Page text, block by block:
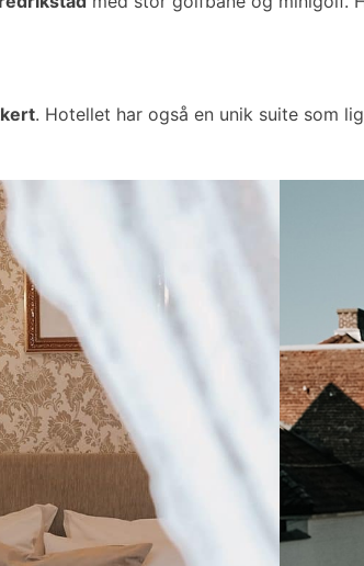
. Hotellet har også en unik suite som